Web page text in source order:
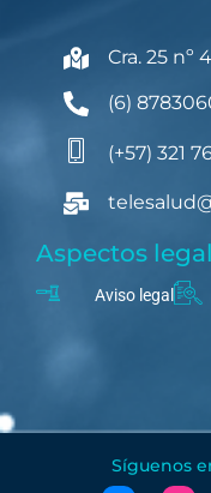
Cra. 25 nº
(6)
(+57) 321
Aspectos
Aviso legal
Síguenos